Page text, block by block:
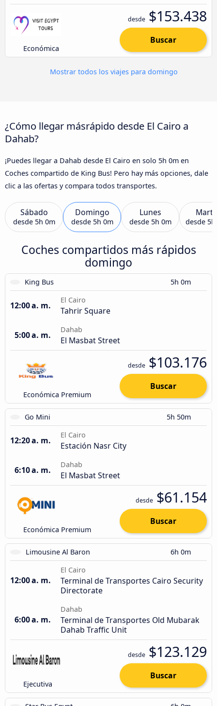
Económica
desde $153.438
Buscar
Mostrar todos los viajes para domingo
¿Cómo llegar másrápido desde El Cairo a
Dahab?
¡Puedes llegar a Dahab desde El Cairo en solo 5h 0m en
Coches compartido de King Bus! Pero hay más opciones, dale
clic a las ofertas y compara todos transportes.
Sábado
desde 5h 0m
Domingo
desde 5h 0m
Lunes
desde 5h 0m desde
Coches compartidos más rápidos
domingo
King Bus 5h 0m
12:00 a. m.
El Cairo
Tahrir Square
5:00 a. m.
Dahab
El Masbat Street
Económica Premium
desde $103.176
Buscar
Go Mini 5h 50m
12:20 a. m.
El Cairo
Estación Nasr City
6:10 a. m.
Dahab
El Masbat Street
Económica Premium
desde $61.154
Buscar
Limousine Al Baron 6h 0m
12:00 a. m.
El Cairo
Terminal de Transportes Cairo Security
Directorate
6:00 a. m.
Dahab
Terminal de Transportes Old Mubarak
Dahab Traffic Unit
Ejecutiva
desde $123.129
Buscar